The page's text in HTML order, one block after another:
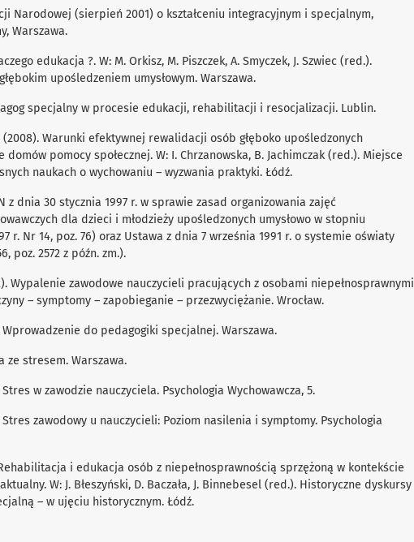
Narodowej (sierpień 2001) o kształceniu integracyjnym i specjalnym,
Warszawa.
edukacja ?. W: M. Orkisz, M. Piszczek, A. Smyczek, J. Szwiec (red.).
upośledzeniem umysłowym. Warszawa.
specjalny w procesie edukacji, rehabilitacji i resocjalizacji. Lublin.
(2008). Warunki efektywnej rewalidacji osób głęboko upośledzonych
domów pomocy społecznej. W: I. Chrzanowska, B. Jachimczak (red.). Miejsce
naukach o wychowaniu – wyzwania praktyki. Łódź.
z dnia 30 stycznia 1997 r. w sprawie zasad organizowania zajęć
dla dzieci i młodzieży upośledzonych umysłowo w stopniu
r. Nr 14, poz. 76) oraz Ustawa z dnia 7 września 1991 r. o systemie oświaty
poz. 2572 z późn. zm.).
Wypalenie zawodowe nauczycieli pracujących z osobami niepełnosprawnymi
– symptomy – zapobieganie – przezwyciężanie. Wrocław.
Wprowadzenie do pedagogiki specjalnej. Warszawa.
ze stresem. Warszawa.
Stres w zawodzie nauczyciela. Psychologia Wychowawcza, 5.
Stres zawodowy u nauczycieli: Poziom nasilenia i symptomy. Psychologia
i edukacja osób z niepełnosprawnością sprzężoną w kontekście
W: J. Błeszyński, D. Baczała, J. Binnebesel (red.). Historyczne dyskursy
– w ujęciu historycznym. Łódź.